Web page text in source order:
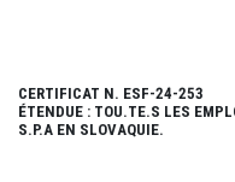
CERTIFICAT N. ESF-24-253
ÉTENDUE : TOU.TE.S LES
S.P.A EN SLOVAQUIE.